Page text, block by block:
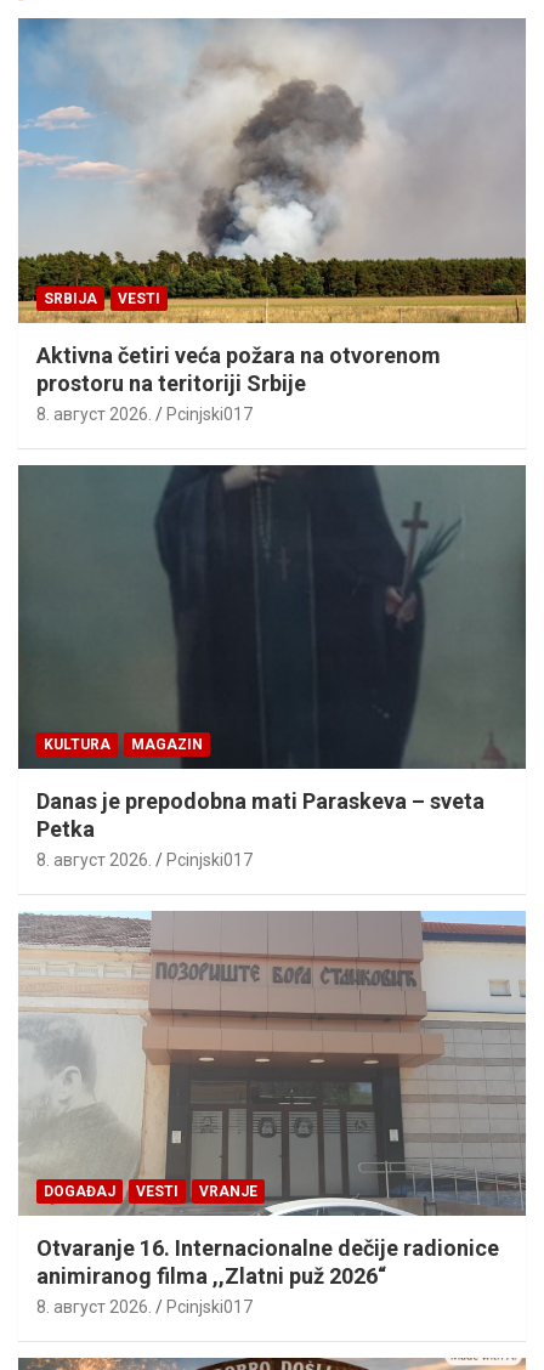
SRBIJA VESTI
Aktivna četiri veća požara na otvorenom
prostoru na teritoriji Srbije
8. август 2026. Pcinjski017
KULTURA MAGAZIN
Danas je prepodobna mati Paraskeva – sveta
Petka
8. август 2026. Pcinjski017
DOGAĐAJ VESTI VRANJE
Otvaranje 16. Internacionalne dečije radionice
animiranog filma ,,Zlatni puž 2026“
8. август 2026. Pcinjski017